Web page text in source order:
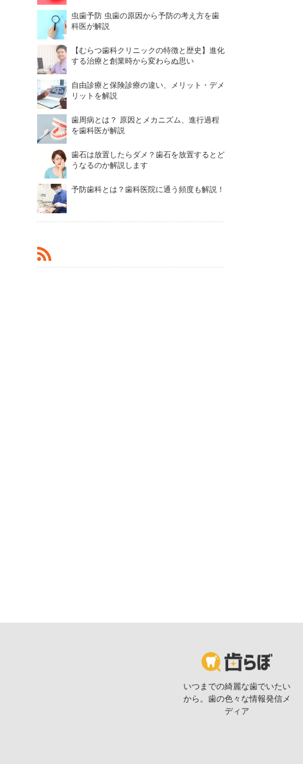
虫歯予防 虫歯の原因から予防の考え方を歯
科医が解説
【むらつ歯科クリニックの特徴と歴史】進化
する治療と創業時から変わらぬ思い
自由診療と保険診療の違い、メリット・デメ
リットを解説
歯周病とは？ 原因とメカニズム、進行過程
を歯科医が解説
歯石は放置したらダメ？歯石を放置するとど
うなるのか解説します
予防歯科とは？歯科医院に通う頻度も解説！
いつまでの綺麗な歯でいたい
から。歯の色々な情報発信メ
ディア